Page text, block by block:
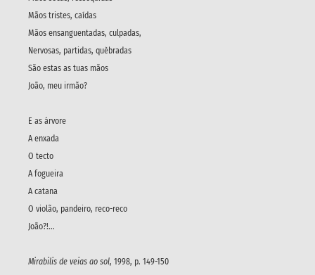
Mãos tristes, caídas
Mãos ensanguentadas, culpadas,
Nervosas, partidas, quèbradas
São estas as tuas mãos
João, meu irmão?
E as árvore
A enxada
O tecto
A fogueira
A catana
O violão, pandeiro, reco-reco
João?!...
Mirabilis de veias ao sol, 1998, p. 149-150